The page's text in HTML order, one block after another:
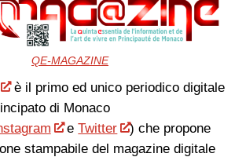
QE-MAGAZINE
è il primo ed unico periodico digitale
di Monaco
eTwitter
) che propone
stampabile del magazine digitale